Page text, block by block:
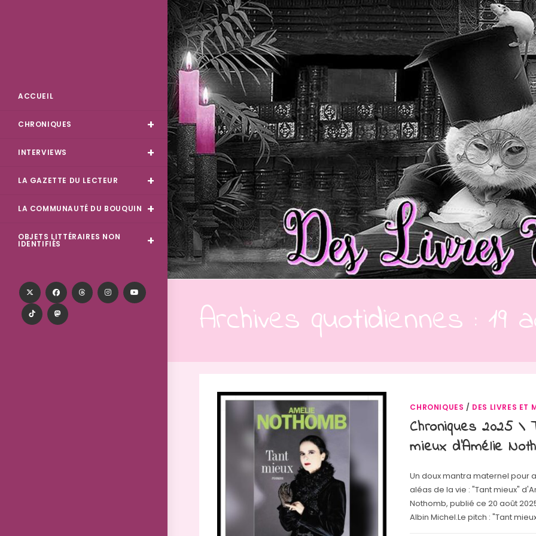
Skip
to
content
ACCUEIL
CHRONIQUES
INTERVIEWS
LA GAZETTE DU LECTEUR
LA COMMUNAUTÉ DU BOUQUIN
OBJETS LITTÉRAIRES NON
IDENTIFIÉS
Archives quotidiennes : 19
CHRONIQUES / DES LIVRES ET
Chroniques 2025 \
mieux d’Amélie
Un doux mantra maternel pour
aléas de la vie : "Tant mieux"
Nothomb, publié ce 20 août
Albin Michel.Le pitch : "Tant